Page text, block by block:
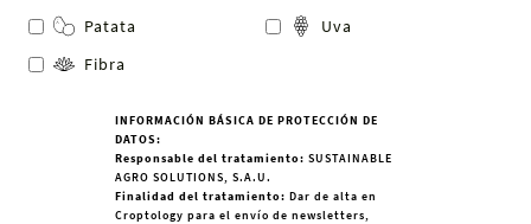
Patata
Uva
Fibra
INFORMACIÓN BÁSICA DE PROTECCIÓN DE
DATOS:
Responsable del tratamiento: SUSTAINABLE
AGRO SOLUTIONS, S.A.U.
Finalidad del tratamiento: Dar de alta en
Croptology para el envío de newsletters,